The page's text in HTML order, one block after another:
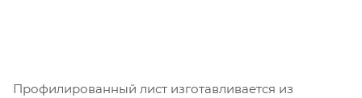
Профилированный лист изготавливается из